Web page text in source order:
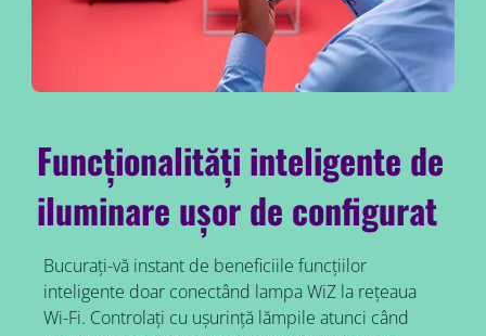
Funcționalități inteligente de
iluminare ușor de configurat
Bucurați-vă instant de beneficiile funcțiilor
inteligente doar conectând lampa WiZ la rețeaua
Wi-Fi. Controlați cu ușurință lămpile atunci când